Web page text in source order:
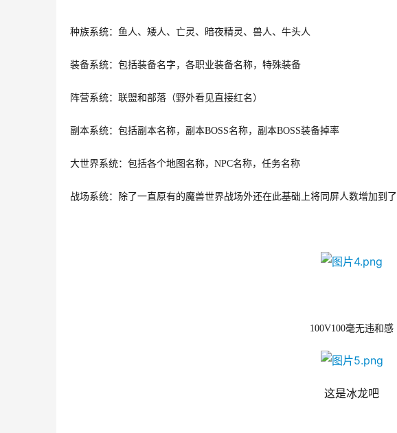
种族系统：鱼人、矮人、亡灵、暗夜精灵、兽人、牛头人
装备系统：包括装备名字，各职业装备名称，特殊装备
阵营系统：联盟和部落（野外看见直接红名）
副本系统：包括副本名称，副本BOSS名称，副本BOSS装备掉率
大世界系统：包括各个地图名称，NPC名称，任务名称
战场系统：除了一直原有的魔兽世界战场外还在此基础上将同屏人数增加到了
100V100毫无违和感
这是冰龙吧